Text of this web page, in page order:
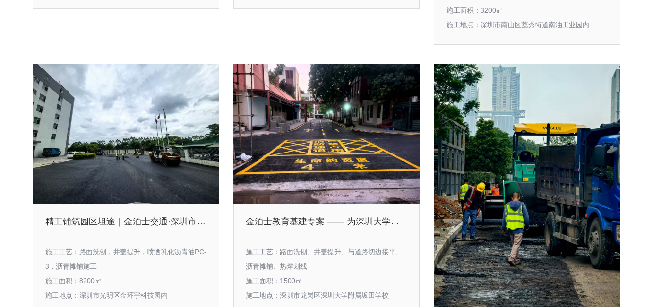
施工面积：3200㎡
施工地点：深圳市南山区荔秀街道南油工业园内
精工铺筑园区坦途｜金泊士交通·深圳市光明区金环宇科技园沥青摊铺施工工程
施工工艺：路面洗刨，井盖提升，喷洒乳化沥青油PC-
3，沥青摊铺施工
施工面积：8200㎡
施工地点：深圳市光明区金环宇科技园内
金泊士教育基建专案 —— 为深圳大学附属坂田学校铺设安全静音、生态友好的成长通途
施工工艺：路面洗刨、井盖提升、与道路切边接平、
沥青摊铺、热熔划线
施工面积：1500㎡
施工地点：深圳市龙岗区深圳大学附属坂田学校